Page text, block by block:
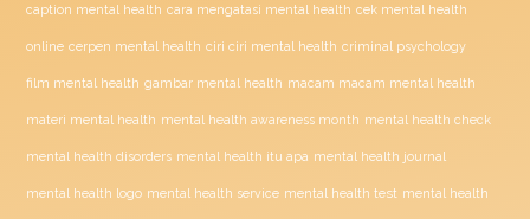
caption mental health cara mengatasi mental health cek mental health
online cerpen mental health ciri ciri mental health criminal psychology
film mental health gambar mental health macam macam mental health
materi mental health mental health awareness month mental health check
mental health disorders mental health itu apa mental health journal
mental health logo mental health service mental health test mental health